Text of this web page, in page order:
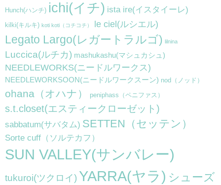
Hunch(ハンチ) ichi(イチ) ista ire(イスタイーレ)
kilki(キルキ) koti koti（コチコチ） le ciel(ルシエル)
Legato Largo(レガートラルゴ) lilnina
Luccica(ルチカ) mashukashu(マシュカシュ)
NEEDLEWORKS(ニードルワークス)
NEEDLEWORKSOON(ニードルワークスーン) nod（ノッド）
ohana（オハナ） peniphass（ペニファス）
s.t.closet(エスティークローゼット)
sabbatum(サバタム) SETTEN（セッテン）
Sorte cuff（ソルテカフ）
SUN VALLEY(サンバレー)
tukuroi(ツクロイ) YARRA(ヤラ) シューズ